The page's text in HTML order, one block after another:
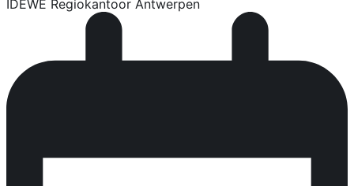
IDEWE Regiokantoor Antwerpen